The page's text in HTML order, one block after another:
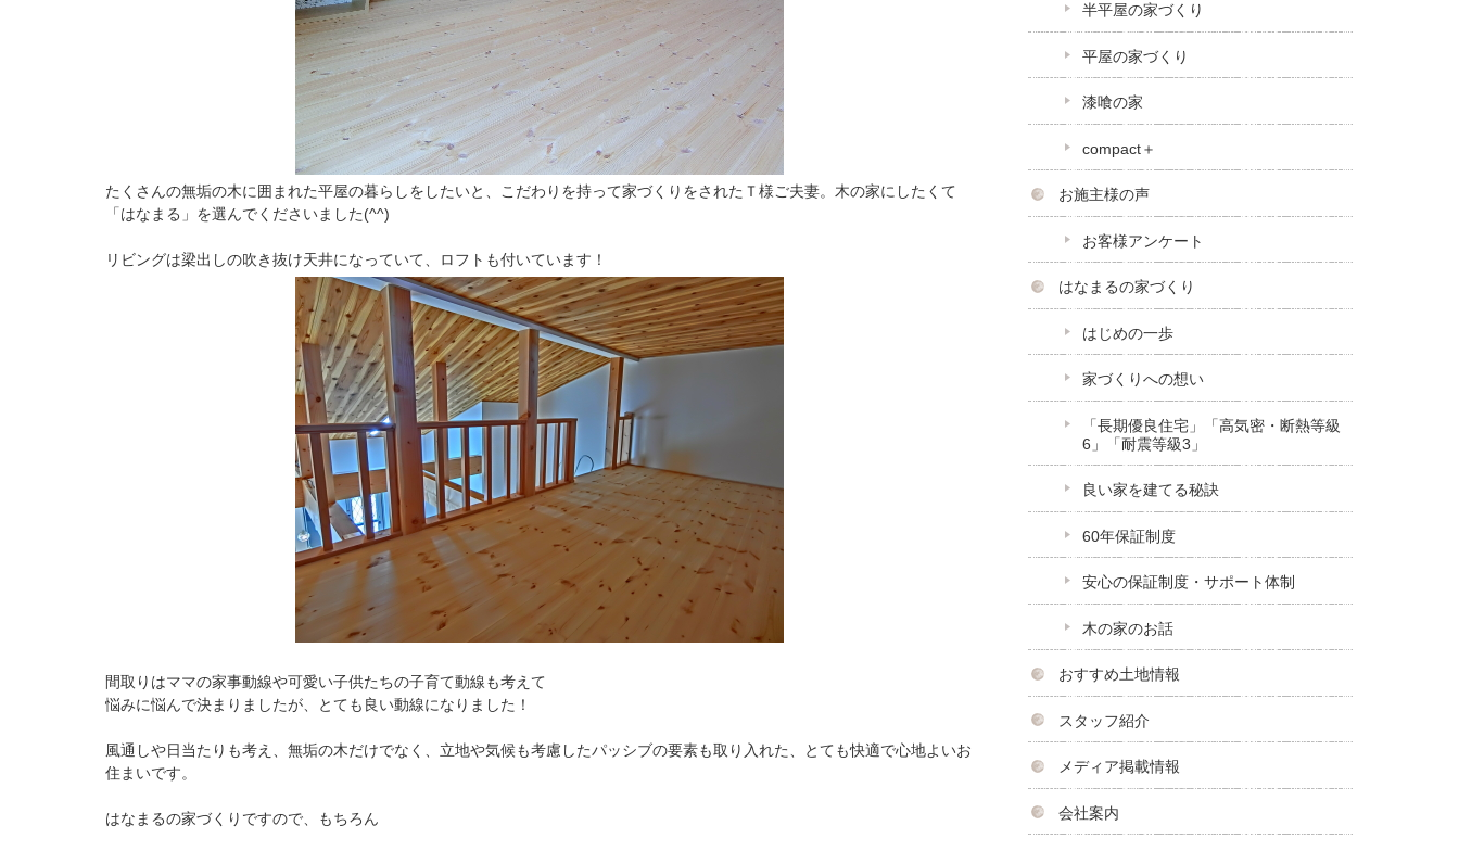
たくさんの無垢の木に囲まれた平屋の暮らしをしたいと、こだわりを持って家づくりをされたＴ様ご夫妻。木の家にしたくて
「はなまる」を選んでくださいました(^^)
リビングは梁出しの吹き抜け天井になっていて、ロフトも付いています！
間取りはママの家事動線や可愛い子供たちの子育て動線も考えて
悩みに悩んで決まりましたが、とても良い動線になりました！
風通しや日当たりも考え、無垢の木だけでなく、立地や気候も考慮したパッシブの要素も取り入れた、とても快適で心地よいお
住まいです。
はなまるの家づくりですので、もちろん
半平屋の家づくり
平屋の家づくり
漆喰の家
compact＋
お施主様の声
お客様アンケート
はなまるの家づくり
はじめの一歩
家づくりへの想い
「長期優良住宅」「高気密・断熱等級
6」「耐震等級3」
良い家を建てる秘訣
60年保証制度
安心の保証制度・サポート体制
木の家のお話
おすすめ土地情報
スタッフ紹介
メディア掲載情報
会社案内